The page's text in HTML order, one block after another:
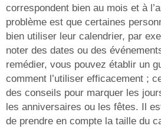
correspondent bien au mois et à
problème est que certaines
bien utiliser leur calendrier, par
noter des dates ou des
remédier, vous pouvez établir un
comment l’utiliser efficacement ;
des conseils pour marquer les
les anniversaires ou les fêtes. Il
de prendre en compte la taille du